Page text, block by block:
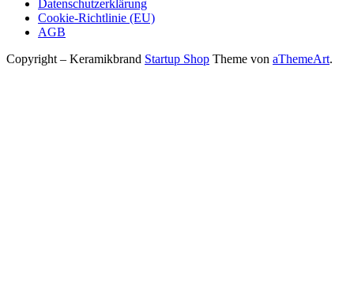
Datenschutzerklärung
Cookie-Richtlinie (EU)
AGB
Copyright – Keramikbrand Startup Shop Theme von aThemeArt.